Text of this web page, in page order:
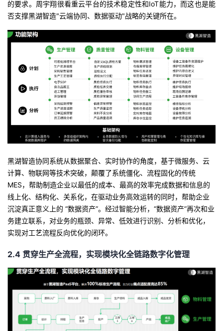
的要求。周宇翔很看重云平台的技术稳定性和IoT能力，而这也是能
否支撑黑湖智造"云端协同、数据驱动"战略的关键所在。
黑湖智造协同系统从数据聚合、实时协作的角度，基于微服务、云
计算、物联网等技术突破，颠覆了系统僵化、流程固化的传统
MES，帮助制造企业以最低的成本、最高的效率完成数据和信息的
线上化、结构化、关系化，在驱动业务高效运转的同时，帮助企业
沉淀真正意义上的 “数据资产”。经过智能分析， “数据资产”再次和业
务建立联系，对业务的瓶颈、异常、低效进行识别、分析和优化，
实现对工艺流程反向优化的闭环。
2.4 贯穿生产全流程，实现模块化全链路数字化管理